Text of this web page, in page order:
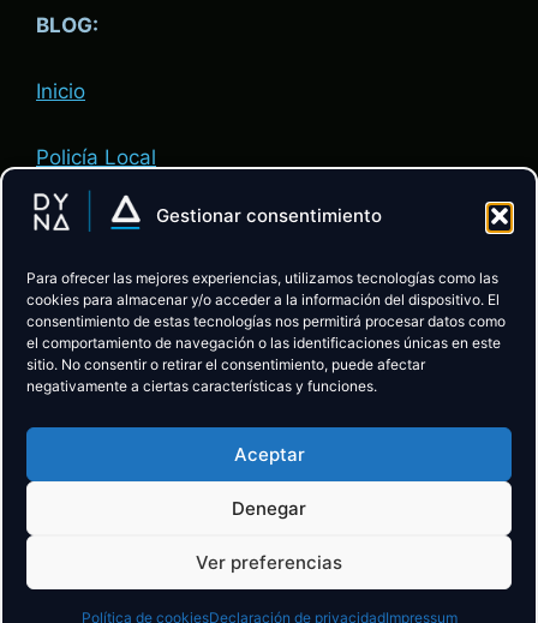
Gestionar consentimiento
Para ofrecer las mejores experiencias, utilizamos tecnologías como las
cookies para almacenar y/o acceder a la información del dispositivo. El
consentimiento de estas tecnologías nos permitirá procesar datos como
el comportamiento de navegación o las identificaciones únicas en este
sitio. No consentir o retirar el consentimiento, puede afectar
negativamente a ciertas características y funciones.
Aceptar
Denegar
Ver preferencias
Política de cookiesDeclaración de privacidadImpressum
BLOG:
Inicio
Policía Local
Administración de Justicia
ACADEMIA:
Descubre la Academia
Preparación Policía Local CyL
Preparación Administración de Justicia
DYNA Oposiciones © 2026 ·Cookies·Aviso Legal·
Privacidad